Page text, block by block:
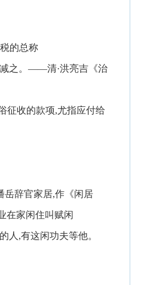
的总称
之。——清·洪亮吉《治
征收的款项,尤指应付给
岳辞官家居,作《闲居
在家闲住叫赋闲
人,有这闲功夫等他。